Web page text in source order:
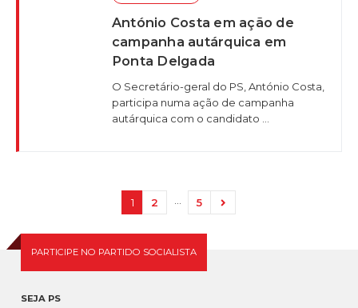
António Costa em ação de
campanha autárquica em
Ponta Delgada
O Secretário-geral do PS, António Costa,
participa numa ação de campanha
autárquica com o candidato ...
1 2 5
PARTICIPE NO PARTIDO SOCIALISTA
SEJA PS